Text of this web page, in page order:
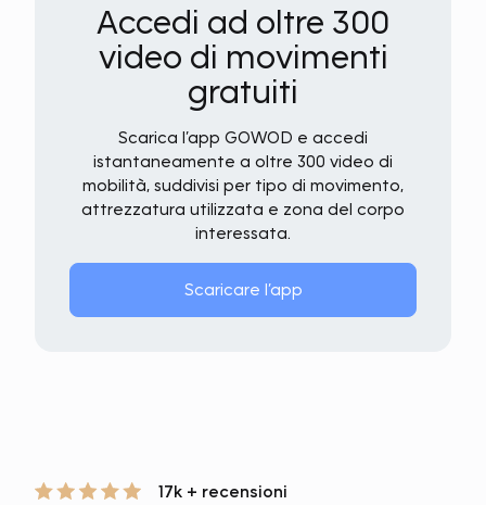
Accedi ad oltre 300
video di movimenti
gratuiti
Scarica l’app GOWOD e accedi
istantaneamente a oltre 300 video di
mobilità, suddivisi per tipo di movimento,
attrezzatura utilizzata e zona del corpo
interessata.
Scaricare l’app
17k + recensioni